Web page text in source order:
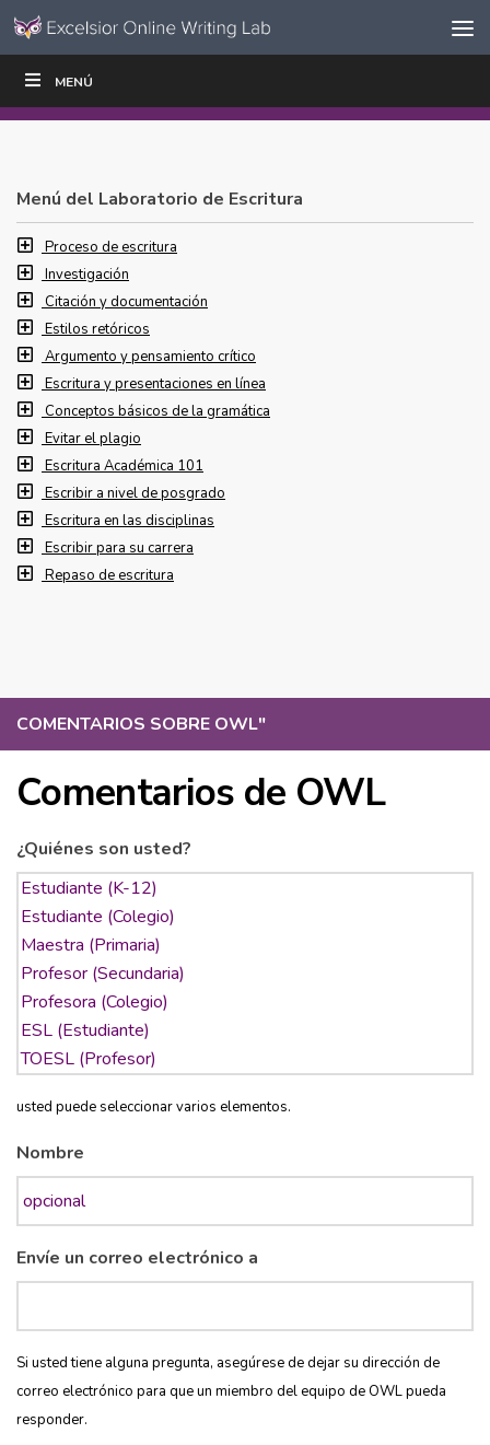
Ir al contenido
navegación
MENÚ
COMENTARIOS SOBRE OWL"
Comentarios de OWL
¿Quiénes son usted?
usted puede seleccionar varios elementos.
Nombre
Envíe un correo electrónico a
Si usted tiene alguna pregunta, asegúrese de dejar su dirección de
correo electrónico para que un miembro del equipo de OWL pueda
responder.
ESCRIBIR
Menú del Laboratorio de Escritura
Proceso de escritura
Investigación
Citación y documentación
Estilos retóricos
Argumento y pensamiento crítico
Escritura y presentaciones en línea
Conceptos básicos de la gramática
Evitar el plagio
Escritura Académica 101
Escribir a nivel de posgrado
Escritura en las disciplinas
Escribir para su carrera
Repaso de escritura